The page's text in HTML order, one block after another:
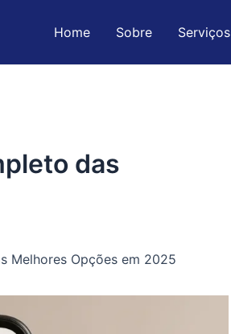
Home Sobre Serviços
das
Melhores Opções em 2025